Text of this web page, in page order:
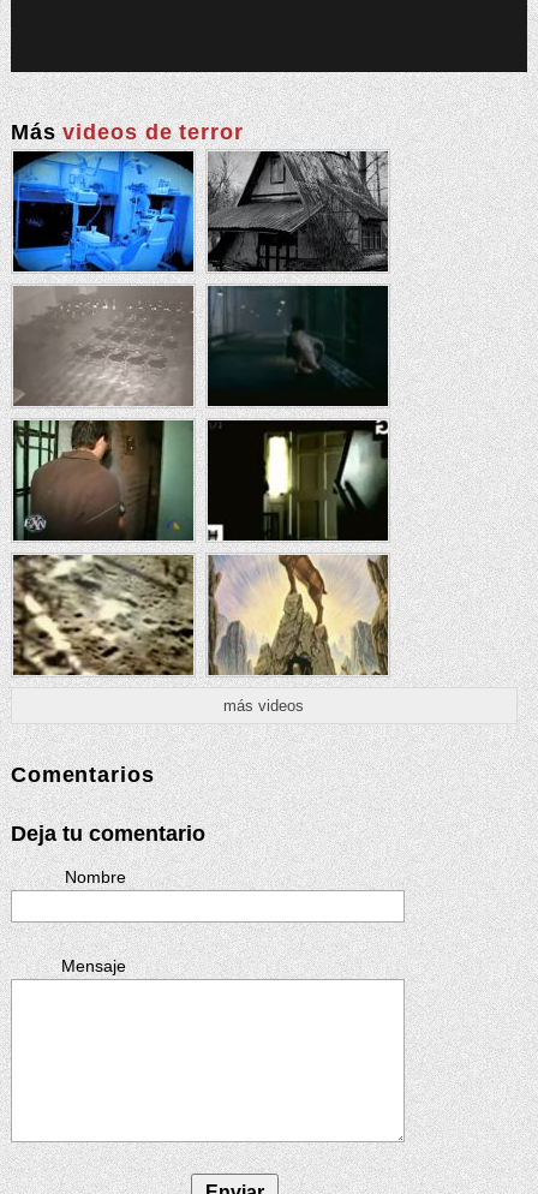
Másvideos de terror
más videos
Comentarios
Deja tu comentario
Nombre
Mensaje